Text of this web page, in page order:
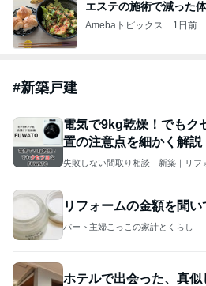
エステの施術で減った
Amebaトピックス 1日前
#新築戸建
電気で9kg乾燥！でも
置の注意点を細かく解説
失敗しない間取り相談 新築｜リフ
リフォームの金額を聞
パート主婦こっこの家計とくらし
ホテルで出会った、真似